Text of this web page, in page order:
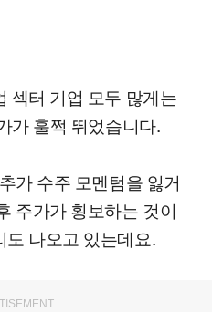
섹터 기업 모두 많게는
가 훌쩍 뛰었습니다.
가 수주 모멘텀을 잃거
주가가 횡보하는 것이
나오고 있는데요.